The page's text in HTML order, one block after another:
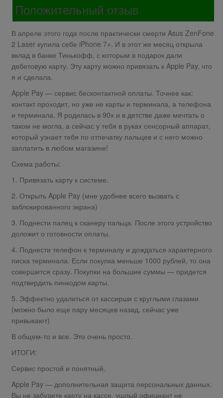
Положительный отзыв
В апреле этого года после практически смерти Asus ZenFone
2 Laser купила себе iPhone 7+. И в этот же месяц открыла
вклад в банке Тинькофф, с которым в подарок дали
дебетовую карту. Эту карту можно привязать к Apple Pay, что
я и сделала.
Apple Pay — сервис бесконтактной оплаты. Точнее как:
контакт проходит, но уже не карты и терминала, а телефона
и терминала. Я родилась в 90х и в детстве даже мечтать о
таком не могла, а сейчас у тебя в руках сенсорный аппарат,
который узнает тебя по отпечатку пальцев и с него можно
заплатить в любом магазине!
Схема работы:
1. Привязать карту к системе.
2. Открыть Apple Pay (мне удобнее всего вызвать с
заблокированного экрана)
3. Поднести палец к сканеру пальца. После этого устройство
доложит о готовности оплаты.
4. Поднести телефон к терминалу и дождаться характерного
писка терминала. Если покупка меньше 1000 рублей, то она
совершится сразу. Покупки на большие суммы — придется
подтвердить пинкодом карты.
5. Эффектно удалиться от кассирши с круглыми глазами
(можно было еще пару месяцев назад, сейчас уже
привыкают)
В общем-то и все. Это очень просто.
ИТОГИ:
Сервис простой и понятный.
Apple Pay — дополнительная защита персональных данных.
Вы не забудете карту на кассе, ушлый официант не